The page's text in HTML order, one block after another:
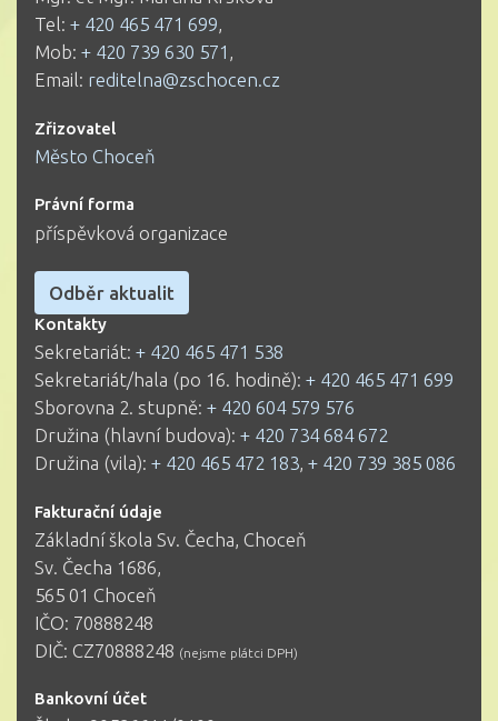
Tel: + 420 465 471 699,
Mob: + 420 739 630 571 ,
Email: reditelna@zschocen.cz
Zřizovatel
Město Choceň
Právní forma
příspěvková organizace
Odběr aktualit
Kontakty
Sekretariát: + 420 465 471 538
Sekretariát/hala (po 16. hodině): + 420 465 471 699
Sborovna 2. stupně: + 420 604 579 576
Družina (hlavní budova): + 420 734 684 672
Družina (vila): + 420 465 472 183, + 420 739 385 086
Fakturační údaje
Základní škola Sv. Čecha, Choceň
Sv. Čecha 1686,
565 01 Choceň
IČO: 70888248
DIČ: CZ70888248 (nejsme plátci DPH)
Bankovní účet